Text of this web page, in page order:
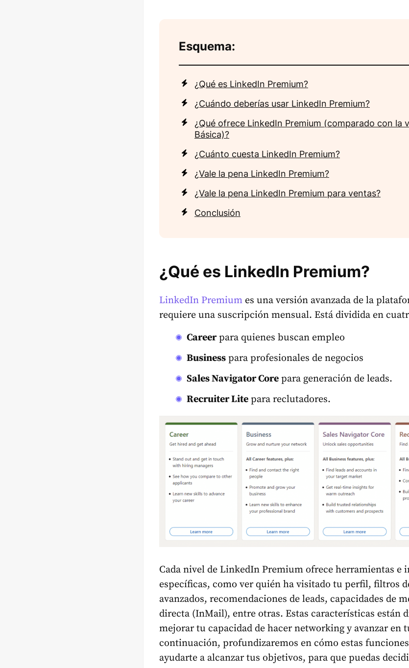
Esquema:
¿Qué es LinkedIn Premium?
¿Cuándo deberías usar LinkedIn Premium?
¿Qué ofrece LinkedIn Premium (comparado con la
Básica)?
¿Cuánto cuesta LinkedIn Premium?
¿Vale la pena LinkedIn Premium?
¿Vale la pena LinkedIn Premium para ventas?
Conclusión
¿Qué es LinkedIn Premium?
LinkedIn Premium es una versión avanzada de la
requiere una suscripción mensual. Está dividida en
Careerpara quienes buscan empleo
Business para profesionales de negocios
Sales Navigator Core para generación de leads.
Recruiter Lite para reclutadores.
Cada nivel de LinkedIn Premium ofrece herramientas e
específicas, como ver quién ha visitado tu perfil, filtros
avanzados, recomendaciones de leads, capacidades de
directa (InMail), entre otras. Estas características están
mejorar tu capacidad de hacer networking y avanzar en
continuación, profundizaremos en cómo estas
ayudarte a alcanzar tus objetivos, para que puedas